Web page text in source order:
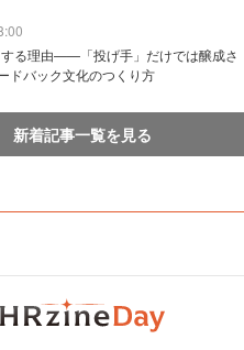
る理由——「投げ手」だけでは醸成さ
ドバック文化のつくり方
新着記事一覧を見る